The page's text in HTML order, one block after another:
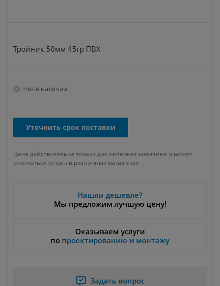
Тройник 50мм 45гр ПВХ
Нет в наличии
Уточнить срок поставки
Цена действительна только для интернет-магазина и может
отличаться от цен в розничных магазинах
Нашли дешевле?
Мы предложим лучшую цену!
Оказываем услуги
по проектированию и монтажу
Задать вопрос